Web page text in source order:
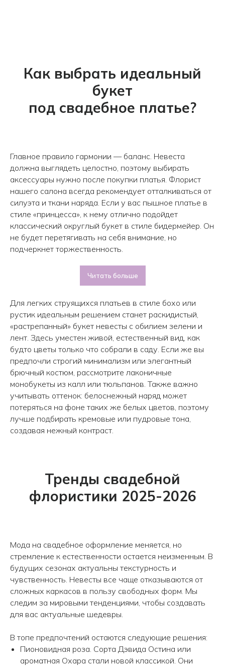
Как выбрать идеальный
букет
под свадебное платье?
Главное правило гармонии — баланс. Невеста
должна выглядеть целостно, поэтому выбирать
аксессуары нужно после покупки платья. Флорист
нашего салона всегда рекомендует отталкиваться от
силуэта и ткани наряда. Если у вас пышное платье в
стиле «принцесса», к нему отлично подойдет
классический округлый букет в стиле бидермейер. Он
не будет перетягивать на себя внимание, но
подчеркнет торжественность.
Читать больше
Для легких струящихся платьев в стиле бохо или
рустик идеальным решением станет раскидистый,
«растрепанный» букет невесты с обилием зелени и
лент. Здесь уместен живой, естественный вид, как
будто цветы только что собрали в саду. Если же вы
предпочли строгий минимализм или элегантный
брючный костюм, рассмотрите лаконичные
монобукеты из калл или тюльпанов. Также важно
учитывать оттенок: белоснежный наряд может
потеряться на фоне таких же белых цветов, поэтому
лучше подбирать кремовые или пудровые тона,
создавая нежный контраст.
Тренды свадебной
флористики 2025-2026
Мода на свадебное оформление меняется, но
стремление к естественности остается неизменным. В
будущих сезонах актуальны текстурность и
чувственность. Невесты все чаще отказываются от
сложных каркасов в пользу свободных форм. Мы
следим за мировыми тенденциями, чтобы создавать
для вас актуальные шедевры.
В топе предпочтений остаются следующие решения:
Пионовидная роза. Сорта Дэвида Остина или
ароматная Охара стали новой классикой. Они